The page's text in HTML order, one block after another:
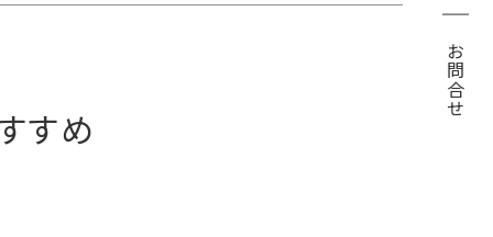
お問合せ
すめ